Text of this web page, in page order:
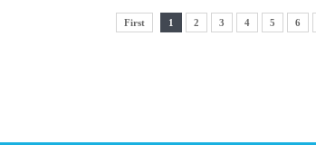
First 1 2 3 4 5 6